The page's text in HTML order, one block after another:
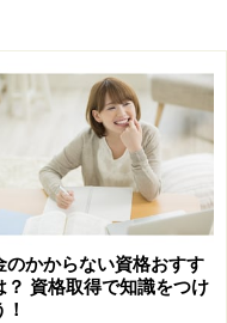
することで「彼らの受
機となれば」という
ＡＮ構築などを試行
験が体系的に整理・
ました。
しました ＞＞次ペー
のかからない資格おすす
？ 資格取得で知識をつけ